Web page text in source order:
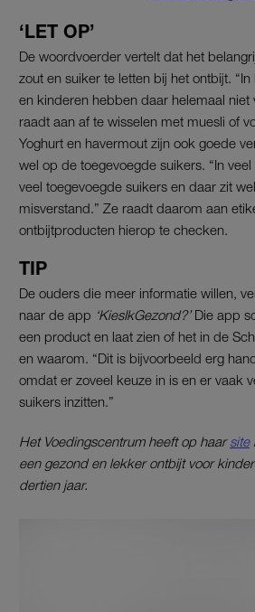
‘LET OP’
De woordvoerder vertelt dat het
zout en suiker te letten bij het ontbijt.
en kinderen hebben daar helemaal niet
raadt aan af te wisselen met muesli of
Yoghurt en havermout zijn ook goede
wel op de toegevoegde suikers. “In
veel toegevoegde suikers en daar zit
misverstand.” Ze raadt daarom aan
ontbijtproducten hierop te checken.
TIP
De ouders die meer informatie willen,
naar de app ‘KiesIkGezond?’Die app
een product en laat zien of het in de
en waarom. “Dit is bijvoorbeeld erg
omdat er zoveel keuze in is en er vaak
suikers inzitten.”
Het Voedingscentrum heeft op haarsite
een gezond en lekker ontbijt voor
dertien jaar.